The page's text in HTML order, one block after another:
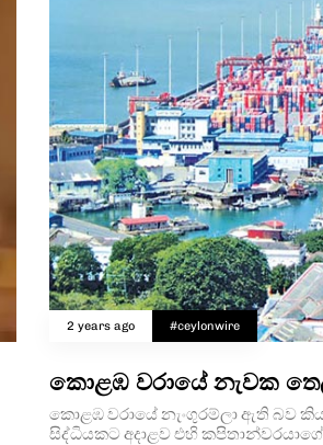
2 years ago #ceylonwire
කොළඹ වරායේ නැවක
කොළඹ වරායේ නැංගුරම්ලා ඇති බව
සිද්ධියකට අදාළව එහි